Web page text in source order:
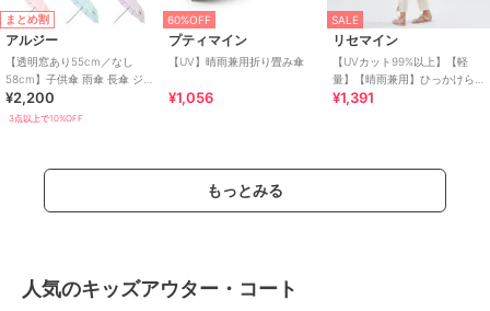
まとめ割
アルジー
【透明窓あり55cm／なし
58cm】子供傘 雨傘 長傘 ジャ
ンプ式 チェック 花 ハート ロ
ゴ UV
¥2,200
3点以上で10%OFF
60%OFF
プティマイン
【UV】晴雨兼用折り畳み傘
¥1,056
SALE
リセマイン
【UVカット99%以上】【軽
量】【晴雨兼用】ひっかけら
れる持ち手の折りたたみ傘
¥1,391
もっとみる
人気のキッズアウター・コート